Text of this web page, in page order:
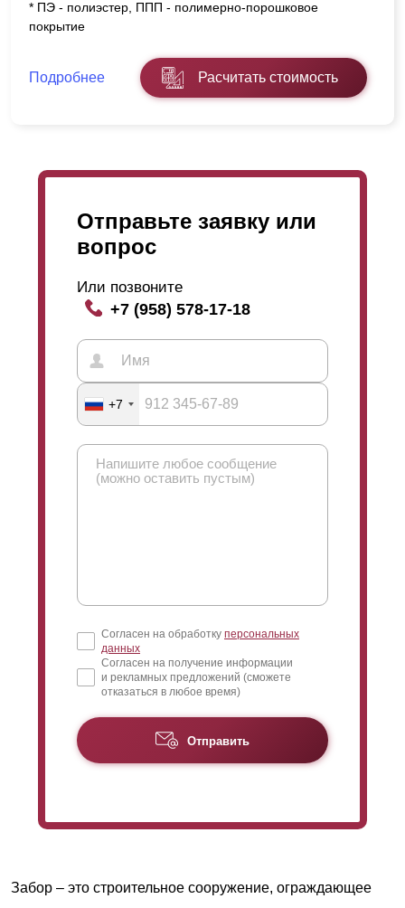
* ПЭ - полиэстер, ППП - полимерно-порошковое
покрытие
Подробнее Расчитать стоимость
Отправьте заявку или
вопрос
Или позвоните
+7 (958) 578-17-18
+7
Согласен на обработку персональных
данных
Согласен на получение информации
и рекламных предложений (сможете
отказаться в любое время)
Отправить
Забор – это строительное сооружение, ограждающее